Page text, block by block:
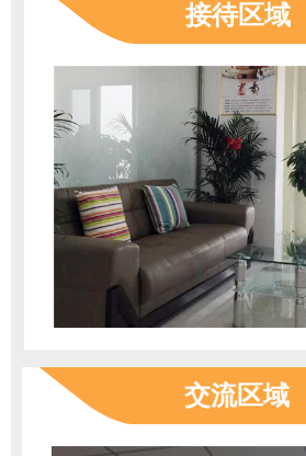
接待区域
交流区域